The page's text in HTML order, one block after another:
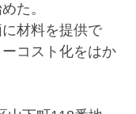
た。
材料を提供で
コスト化をはか